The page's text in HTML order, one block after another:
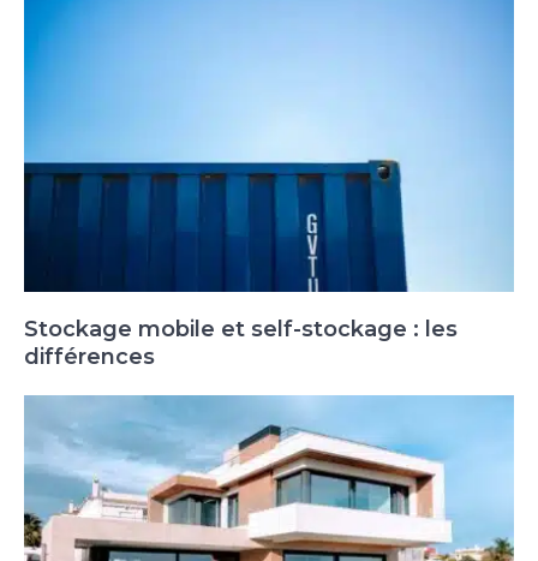
Stockage mobile et self-stockage : les
différences